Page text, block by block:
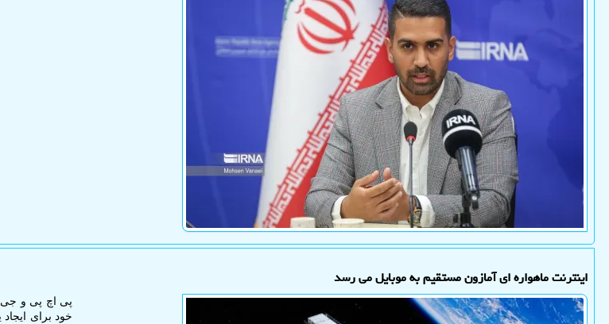
اینترنت ماهواره ای آمازون مستقیم به موبایل می رسد